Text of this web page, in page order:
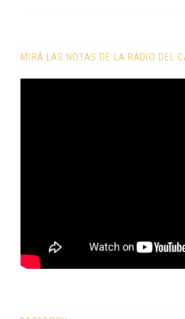
MIRÁ LAS NOTAS DE LA RADIO DEL